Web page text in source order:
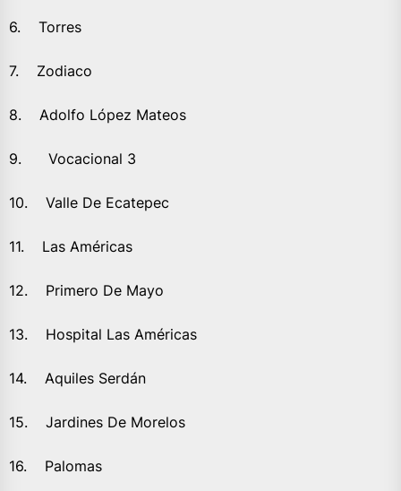
6. Torres
7. Zodiaco
8. Adolfo López Mateos
9. Vocacional 3
10. Valle De Ecatepec
11. Las Américas
12. Primero De Mayo
13. Hospital Las Américas
14. Aquiles Serdán
15. Jardines De Morelos
16. Palomas